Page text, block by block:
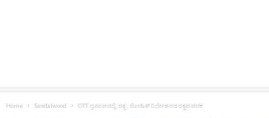
Home Sandalwood OTT ಪ್ರಪಂಚದಲ್ಲಿ ‘ರತ್ನ’; ರೋಹಿತ್ ನಿರ್ದೇಶನದ ರತ್ನದ ಪದಕ